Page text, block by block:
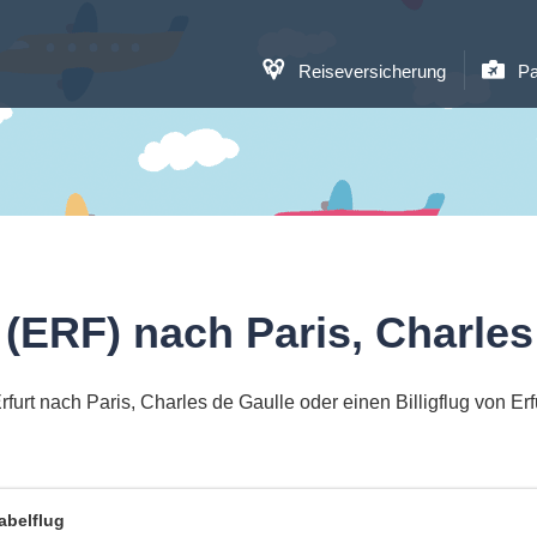
Reiseversicherung
nach Paris,
nach Paris, Charles de Gaulle oder einen Billigflug von